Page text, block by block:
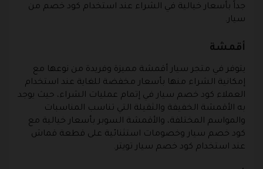
جداً بأسعار خيالية في الشراء عند استخدام كود خصم من
سيار.
أقمشة
يتوفر في متجر سيار أقمشة مميزة وفريدة من نوعها مع
إمكانية الشراء منها بأسعار مخفضة للغاية عند استخدام
العملاء كود خصم سيار في إتمام عمليات الشراء، حيث يوجد
به الأقمشة الخفيفة والثقيلة التي تناسب المناسبات
والمواسم المختلفة، والأقمشة السوبر بأسعار خيالية مع
كود خصم سيار وخصومات استثنائية على قطعة قماش
عند استخدام كود خصم سيار تويتر.